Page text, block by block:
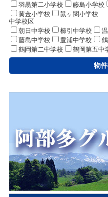
羽黒第二小学校
藤島小学校
黄金小学校
鼠ヶ関小学校
中学校区
朝日中学校
櫛引中学校
藤島中学校
豊浦中学校
鶴岡第二中学校
鶴岡第五中